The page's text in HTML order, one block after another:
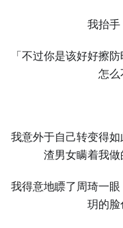
我抬手
「不过你是该好好擦
怎么
我意外于自己转变得
渣男女瞒着我做
我得意地瞟了周琦一
玥的脸